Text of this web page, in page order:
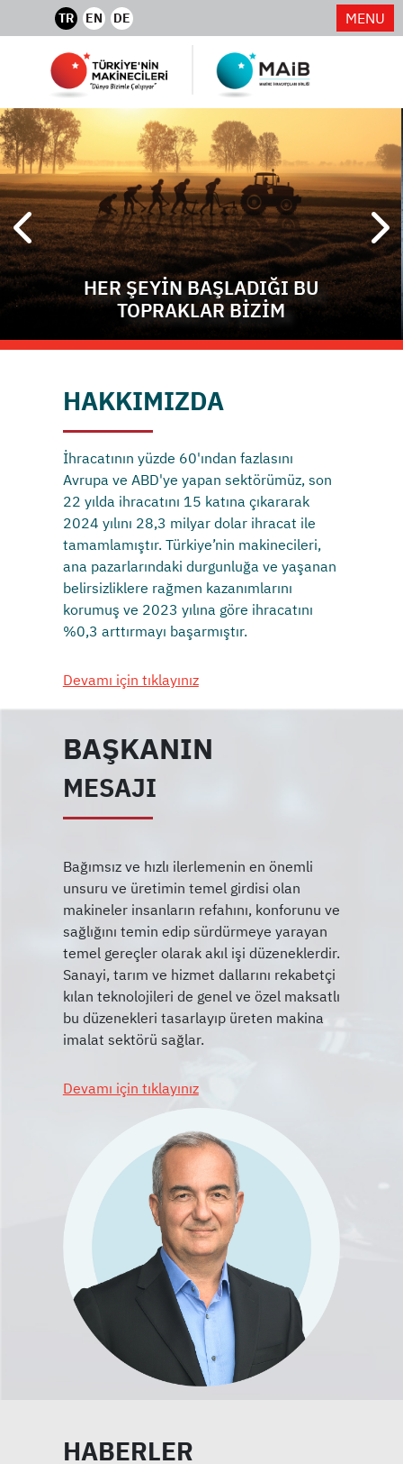
TR EN DE MENU
HER ŞEYİN BAŞLADIĞI BU
TOPRAKLAR BİZİM
HAKKIMIZDA
İhracatının yüzde 60'ından fazlasını
Avrupa ve ABD'ye yapan sektörümüz, son
22 yılda ihracatını 15 katına çıkararak
2024 yılını 28,3 milyar dolar ihracat ile
tamamlamıştır. Türkiye’nin makinecileri,
ana pazarlarındaki durgunluğa ve yaşanan
belirsizliklere rağmen kazanımlarını
korumuş ve 2023 yılına göre ihracatını
%0,3 arttırmayı başarmıştır.
Devamı için tıklayınız
BAŞKANIN
MESAJI
Bağımsız ve hızlı ilerlemenin en önemli
unsuru ve üretimin temel girdisi olan
makineler insanların refahını, konforunu ve
sağlığını temin edip sürdürmeye yarayan
temel gereçler olarak akıl işi düzeneklerdir.
Sanayi, tarım ve hizmet dallarını rekabetçi
kılan teknolojileri de genel ve özel maksatlı
bu düzenekleri tasarlayıp üreten makina
Devamı için tıklayınız
HABERLER